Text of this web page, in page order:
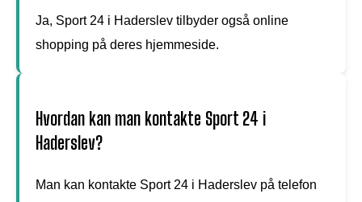
Ja, Sport 24 i Haderslev tilbyder også online
shopping på deres hjemmeside.
Hvordan kan man kontakte Sport 24 i
Haderslev?
Man kan kontakte Sport 24 i Haderslev på telefon